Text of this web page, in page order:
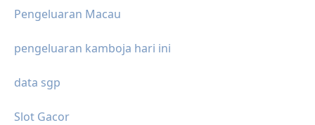
Pengeluaran Macau
pengeluaran kamboja hari ini
data sgp
Slot Gacor